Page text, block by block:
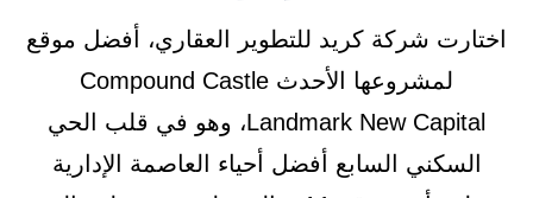
اختارت شركة كريد للتطوير العقاري، أفضل موقع
لمشروعها الأحدث Compound Castle
Landmark New Capital، وهو في قلب الحي
السكني السابع أفضل أحياء العاصمة الإدارية